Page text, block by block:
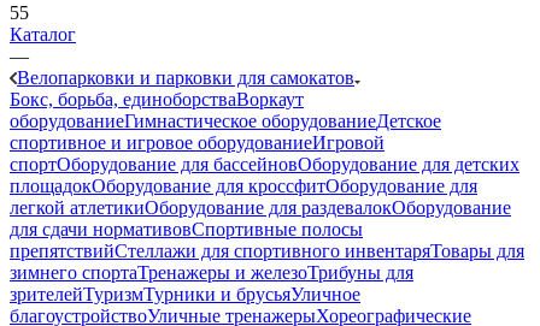
55
Каталог
—
Велопарковки и парковки для самокатов
Бокс, борьба, единоборстваВоркаут
оборудованиеГимнастическое оборудованиеДетское
спортивное и игровое оборудованиеИгровой
спортОборудование для бассейновОборудование для детских
площадокОборудование для кроссфитОборудование для
легкой атлетикиОборудование для раздевалокОборудование
для сдачи нормативовСпортивные полосы
препятствийСтеллажи для спортивного инвентаряТовары для
зимнего спортаТренажеры и железоТрибуны для
зрителейТуризмТурники и брусьяУличное
благоустройствоУличные тренажерыХореографические